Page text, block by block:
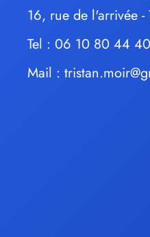
16, rue de l'arrivée -
Tel : 06 10 80 44 40
Mail :